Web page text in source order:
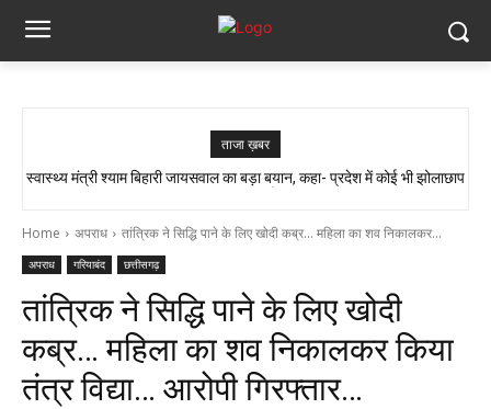
ताजा ख़बर
सांप ने काटा तो उसे गले में डाल लिया, फिर 14 KM बाइक दौड़ाकर पहुंचा अस्पताल
स्वास्थ्य मंत्री श्याम बिहारी जायसवाल का बड़ा बयान, कहा- प्रदेश में कोई भी झोलाछाप
Home अपराध तांत्रिक ने सिद्धि पाने के लिए खोदी कब्र... महिला का शव निकालकर...
अपराध गरियाबंद छत्तीसगढ़
तांत्रिक ने सिद्धि पाने के लिए खोदी
कब्र… महिला का शव निकालकर किया
तंत्र विद्या… आरोपी गिरफ्तार…